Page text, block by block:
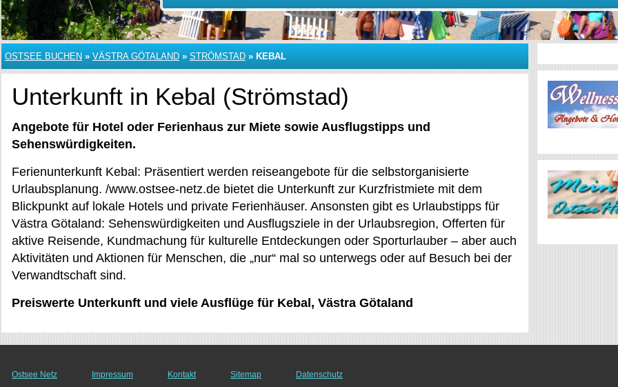
OSTSEE BUCHEN » VÄSTRA GÖTALAND » STRÖMSTAD » KEBAL
Unterkunft in Kebal (Strömstad)
Angebote für Hotel oder Ferienhaus zur Miete sowie Ausflugstipps und
Sehenswürdigkeiten.
Ferienunterkunft Kebal: Präsentiert werden reiseangebote für die selbstorganisierte
Urlaubsplanung. /www.ostsee-netz.de bietet die Unterkunft zur Kurzfristmiete mit dem
Blickpunkt auf lokale Hotels und private Ferienhäuser. Ansonsten gibt es Urlaubstipps für
Västra Götaland: Sehenswürdigkeiten und Ausflugsziele in der Urlaubsregion, Offerten für
aktive Reisende, Kundmachung für kulturelle Entdeckungen oder Sporturlauber – aber auch
Aktivitäten und Aktionen für Menschen, die „nur“ mal so unterwegs oder auf Besuch bei der
Verwandtschaft sind.
Preiswerte Unterkunft und viele Ausflüge für Kebal, Västra Götaland
Ostsee Netz Impressum Kontakt Sitemap Datenschutz